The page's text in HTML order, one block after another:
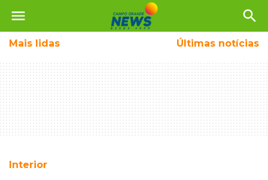
menu search
Mais lidas Últimas notícias
Interior